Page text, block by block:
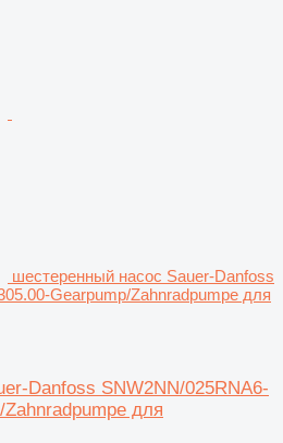
шестеренный насос Sauer-Danfoss
Gearpump/Zahnradpumpe для
Danfoss SNW2NN/025RNA6-
для